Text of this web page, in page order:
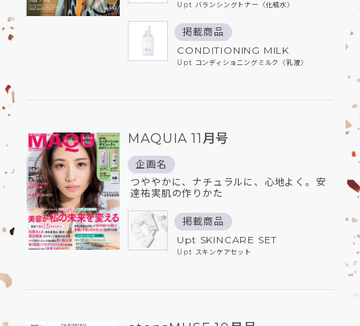
Upt バランシングトナー〈化粧⽔〉
掲載商品
CONDITIONING MILK
Upt コンディショニングミルク〈乳液〉
MAQUIA 11月号
企画名
つややかに、ナチュラルに、心地よく。安
達祐実肌の作りかた
掲載商品
Upt SKINCARE SET
Upt スキンケアセット